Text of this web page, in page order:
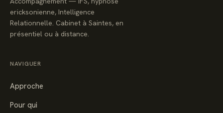
ericksonienne, Intelligence
Relationnelle. Cabinet à Saintes, en
présentiel ou à distance.
NAVIGUER
Approche
Pour qui